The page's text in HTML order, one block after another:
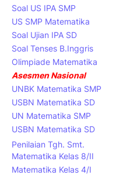
Soal US IPA SMP
US SMP Matematika
Soal Ujian IPA SD
Soal Tenses B.Inggris
Olimpiade Matematika
Asesmen Nasional
UNBK Matematika SMP
USBN Matematika SD
UN Matematika SMP
USBN Matematika SD
Penilaian Tgh. Smt.
Matematika Kelas 8/II
Matematika Kelas 4/I